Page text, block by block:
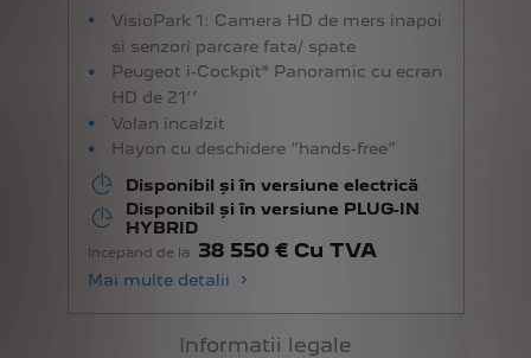
VisioPark 1: Camera HD de mers inapoi
si senzori parcare fata/ spate
Peugeot i-Cockpit® Panoramic cu ecran
HD de 21’’
Volan incalzit
Hayon cu deschidere “hands-free”
Disponibil și în versiune electrică
Disponibil și în versiune PLUG-IN
HYBRID
Incepand de la 38 550 € Cu TVA
Mai multe detalii
Informatii legale